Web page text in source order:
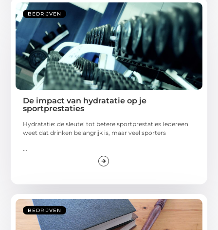
BEDRIJVEN
De impact van hydratatie op je
sportprestaties
Hydratatie: de sleutel tot betere sportprestaties Iedereen
weet dat drinken belangrijk is, maar veel sporters
BEDRIJVEN